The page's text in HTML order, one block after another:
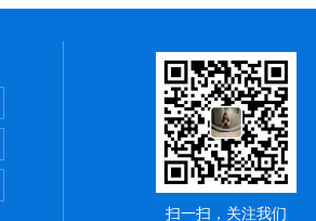
扫一扫，关注我们